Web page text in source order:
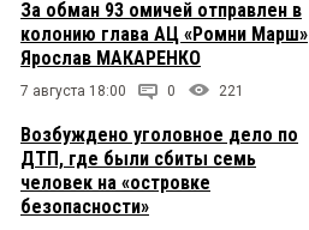
За обман 93 омичей отправлен в
колонию глава АЦ «Ромни Марш»
Ярослав МАКАРЕНКО
7 августа 18:00 0 221
Возбуждено уголовное дело по
ДТП, где были сбиты семь
человек на «островке
безопасности»